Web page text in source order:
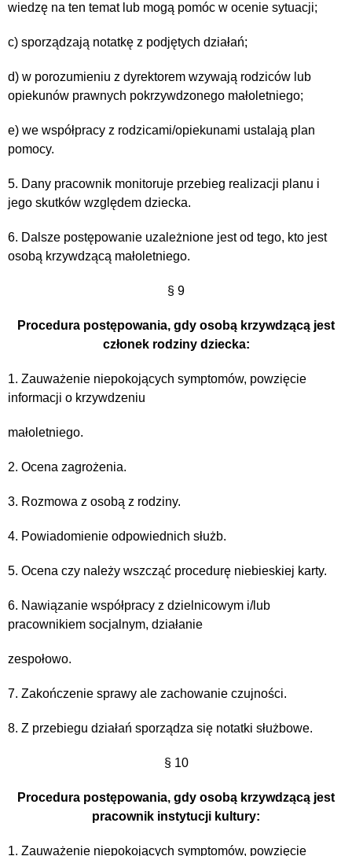
wiedzę na ten temat lub mogą pomóc w ocenie sytuacji;
c) sporządzają notatkę z podjętych działań;
d) w porozumieniu z dyrektorem wzywają rodziców lub
opiekunów prawnych pokrzywdzonego małoletniego;
e) we współpracy z rodzicami/opiekunami ustalają plan
pomocy.
5. Dany pracownik monitoruje przebieg realizacji planu i
jego skutków względem dziecka.
6. Dalsze postępowanie uzależnione jest od tego, kto jest
osobą krzywdzącą małoletniego.
§ 9
Procedura postępowania, gdy osobą krzywdzącą jest
członek rodziny dziecka:
1. Zauważenie niepokojących symptomów, powzięcie
informacji o krzywdzeniu
małoletniego.
2. Ocena zagrożenia.
3. Rozmowa z osobą z rodziny.
4. Powiadomienie odpowiednich służb.
5. Ocena czy należy wszcząć procedurę niebieskiej karty.
6. Nawiązanie współpracy z dzielnicowym i/lub
pracownikiem socjalnym, działanie
zespołowo.
7. Zakończenie sprawy ale zachowanie czujności.
8. Z przebiegu działań sporządza się notatki służbowe.
§ 10
Procedura postępowania, gdy osobą krzywdzącą jest
pracownik instytucji kultury:
1. Zauważenie niepokojących symptomów, powzięcie